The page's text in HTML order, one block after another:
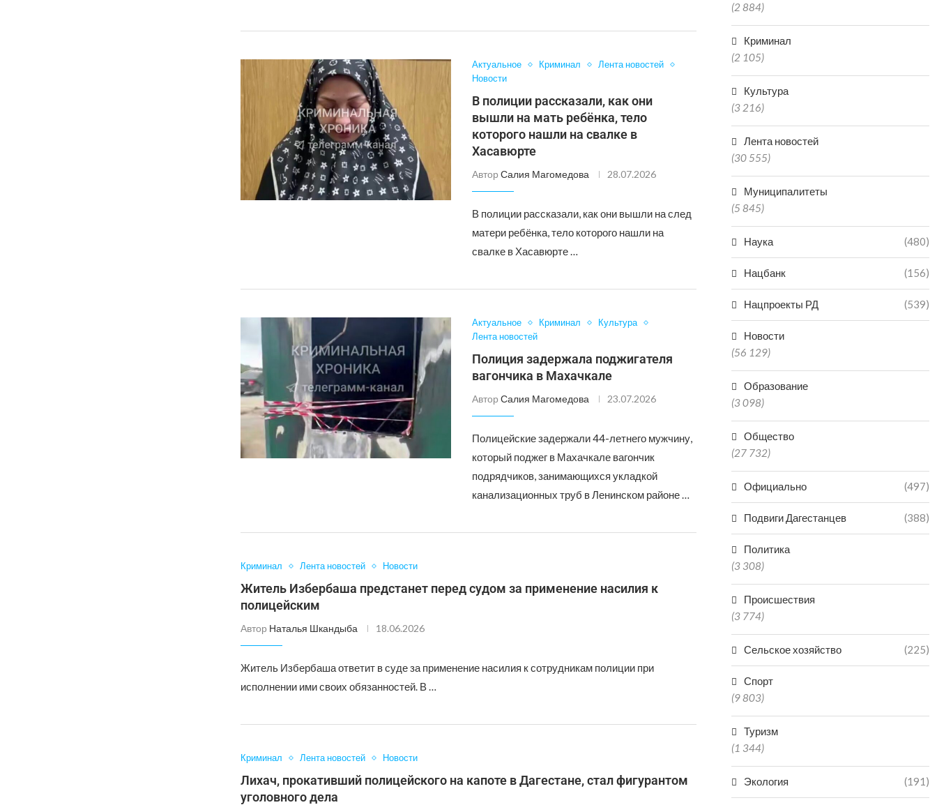
Актуальное Криминал
Лента новостей
Новости
В полиции рассказали, как они
вышли на мать ребёнка, тело
которого нашли на свалке в
Хасавюрте
АвторСалия Магомедова 28.07.2026
В полиции рассказали, как они вышли на след
матери ребёнка, тело которого нашли на
свалке в Хасавюрте …
Актуальное Криминал
Культура
Лента новостей
Полиция задержала поджигателя
вагончика в Махачкале
АвторСалия Магомедова 23.07.2026
Полицейские задержали 44-летнего мужчину,
который поджег в Махачкале вагончик
подрядчиков, занимающихся укладкой
канализационных труб в Ленинском районе …
Криминал Лента новостей Новости
Житель Избербаша предстанет перед судом за применение насилия к
полицейским
Автор Наталья Шкандыба 18.06.2026
Житель Избербаша ответит в суде за применение насилия к сотрудникам полиции при
исполнении ими своих обязанностей. В …
Криминал Лента новостей Новости
Лихач, прокативший полицейского на капоте в Дагестане, стал фигурантом
уголовного дела
(2 884)
Криминал
(2 105)
Культура
(3 216)
Лента новостей
(30 555)
Муниципалитеты
(5 845)
Наука (480)
Нацбанк (156)
Нацпроекты РД (539)
Новости
(56 129)
Образование
(3 098)
Общество
(27 732)
Официально (497)
Подвиги Дагестанцев (388)
Политика
(3 308)
Происшествия
(3 774)
Сельское хозяйство (225)
Спорт
(9 803)
Туризм
(1 344)
Экология (191)